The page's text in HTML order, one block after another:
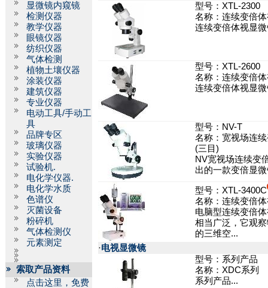
显微镜内窥镜
检测仪器
教学仪器
眼镜仪器
纺织仪器
气体检测
植物土壤仪器
涂装仪器
建筑仪器
专业仪器
电动工具/手动工
具
品牌专区
玻璃仪器
实验仪器
试验机.
电化学仪器.
电化学水质
色谱仪
灭菌设备
粉碎机
气体检测仪
元素测定
索取产品资料
点击这里，免费
型号：XTL-2300
名称：连续变倍
连续变倍体视显
型号：XTL-2600
名称：连续变倍
连续变倍体视显
型号：NV-T
名称：宽视场连
(三目)
NV宽视场连续变
出的一款变倍显
型号：XTL-3400C
名称：连续变倍
电脑型连续变倍
相当广泛，它观
的三维空...
·电视显微镜
型号：系列产品
名称：XDC系列
系列产品...